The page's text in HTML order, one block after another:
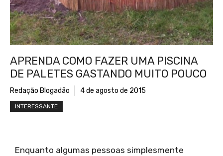
APRENDA COMO FAZER UMA PISCINA
DE PALETES GASTANDO MUITO POUCO
Redação Blogadão 4 de agosto de 2015
INTERESSANTE
Enquanto algumas pessoas simplesmente